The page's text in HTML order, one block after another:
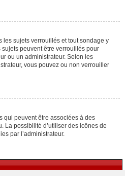
les sujets verrouillés et tout sondage y
peuvent être verrouillés pour
ou un administrateur. Selon les
vous pouvez ou non verrouiller
qui peuvent être associées à des
La possibilité d’utiliser des icônes de
par l’administrateur.